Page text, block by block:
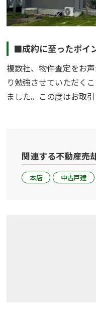
■成約に至ったポイ
複数社、物件査定をお
り勉強させていただく
ました。この度はお取
関連する不動産売
本店 中古戸建